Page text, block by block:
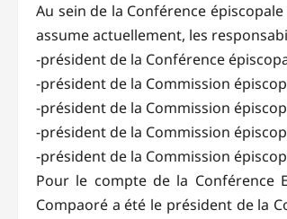
Au sein de la Conférence
assume actuellement, les
-président de la Conférence
-président de la Commission
-président de la Commission
-président de la Commission
-président de la Commission
Pour le compte de la Conférence
Compaoré a été le président de la